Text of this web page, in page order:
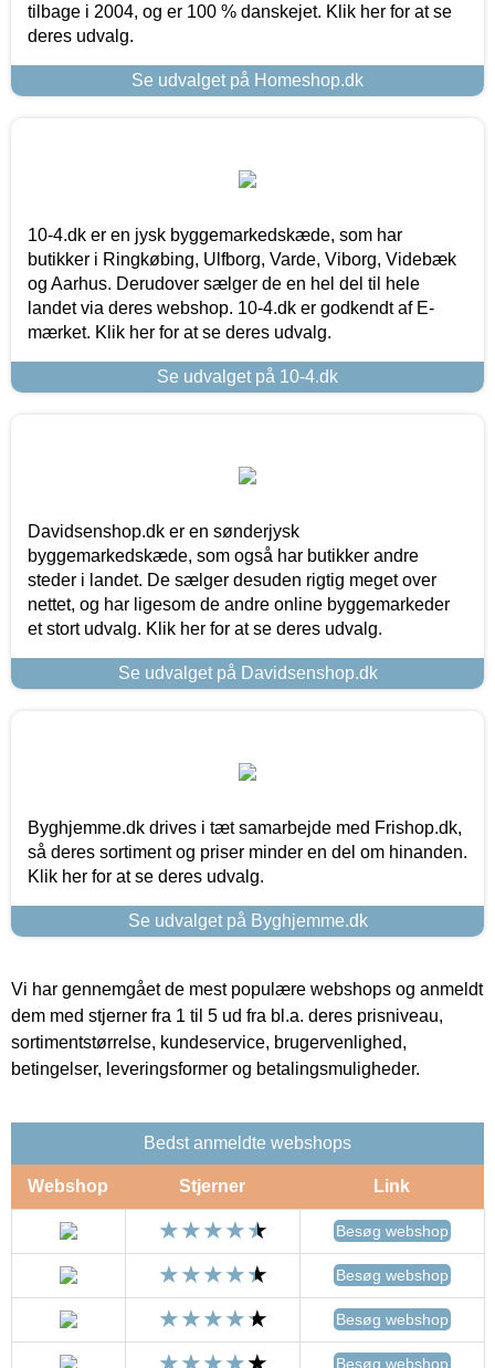
tilbage i 2004, og er 100 % danskejet. Klik her for at se
deres udvalg.
Se udvalget på Homeshop.dk
10-4.dk er en jysk byggemarkedskæde, som har
butikker i Ringkøbing, Ulfborg, Varde, Viborg, Videbæk
og Aarhus. Derudover sælger de en hel del til hele
landet via deres webshop. 10-4.dk er godkendt af E-
mærket. Klik her for at se deres udvalg.
Se udvalget på 10-4.dk
Davidsenshop.dk er en sønderjysk
byggemarkedskæde, som også har butikker andre
steder i landet. De sælger desuden rigtig meget over
nettet, og har ligesom de andre online byggemarkeder
et stort udvalg. Klik her for at se deres udvalg.
Se udvalget på Davidsenshop.dk
Byghjemme.dk drives i tæt samarbejde med Frishop.dk,
så deres sortiment og priser minder en del om hinanden.
Klik her for at se deres udvalg.
Se udvalget på Byghjemme.dk
Vi har gennemgået de mest populære webshops og anmeldt
dem med stjerner fra 1 til 5 ud fra bl.a. deres prisniveau,
sortimentstørrelse, kundeservice, brugervenlighed,
betingelser, leveringsformer og betalingsmuligheder.
Bedst anmeldte webshops
Webshop Stjerner Link
Besøg webshop
Besøg webshop
Besøg webshop
Besøg webshop